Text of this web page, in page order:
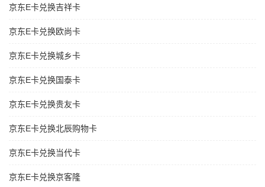
京东E卡兑换吉祥卡
京东E卡兑换欧尚卡
京东E卡兑换城乡卡
京东E卡兑换国泰卡
京东E卡兑换贵友卡
京东E卡兑换北辰购物卡
京东E卡兑换当代卡
京东E卡兑换京客隆